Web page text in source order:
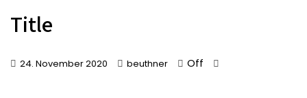
Title
24. November 2020 beuthner Off